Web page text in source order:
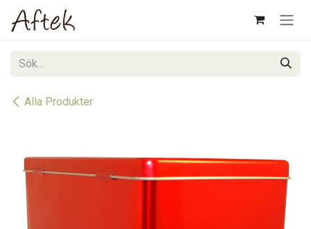
Hoppa till innehåll
Alla Produkter